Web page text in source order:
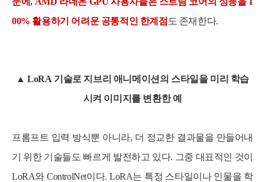
00% 활용하기 어려운 공통적인 한계점 도 존재한다.
▲ LoRA 기술로 지브리 애니메이션의 스타일을 미리 학습
시켜 이미지를 변환한 예
프롬프트 입력 방식뿐 아니라, 더 정교한 결과물을 만들어내
기 위한 기술들도 빠르게 발전하고 있다. 그중 대표적인 것이
LoRA와 ControlNet이다. LoRA는 특정 스타일이나 인물을 학